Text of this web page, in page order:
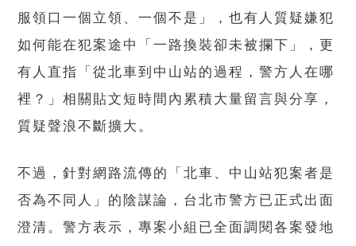
服領口一個立領、一個不是」，也有人質疑嫌犯
如何能在犯案途中「一路換裝卻未被攔下」，更
有人直指「從北車到中山站的過程，警方人在哪
裡？」相關貼文短時間內累積大量留言與分享，
質疑聲浪不斷擴大。
不過，針對網路流傳的「北車、中山站犯案者是
否為不同人」的陰謀論，台北市警方已正式出面
澄清。警方表示，專案小組已全面調閱各案發地